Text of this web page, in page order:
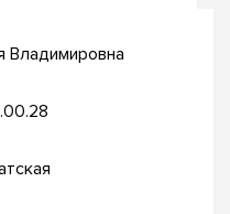
Владимировна